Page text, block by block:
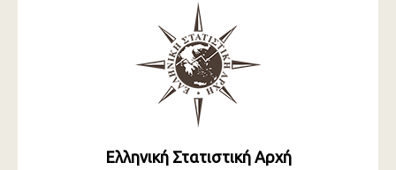
Ελληνική Στατιστική Αρχή